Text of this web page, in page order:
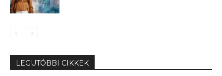
LEGUTÓBBI CIKKEK